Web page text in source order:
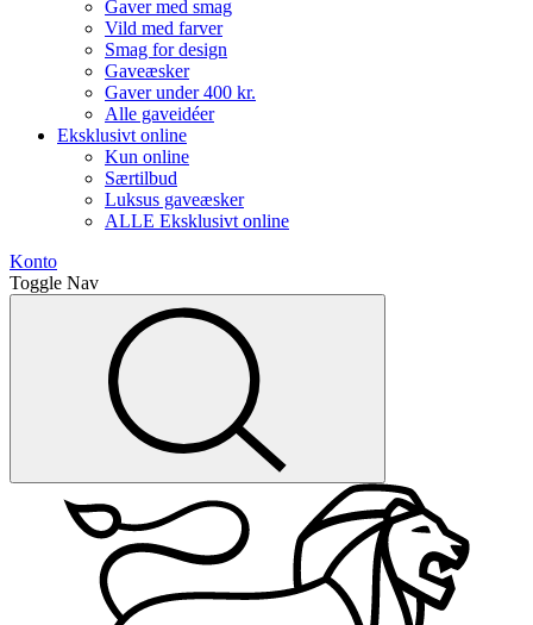
Gaver med smag
Vild med farver
Smag for design
Gaveæsker
Gaver under 400 kr.
Alle gaveidéer
Eksklusivt online
Kun online
Særtilbud
Luksus gaveæsker
ALLE Eksklusivt online
Konto
Toggle Nav